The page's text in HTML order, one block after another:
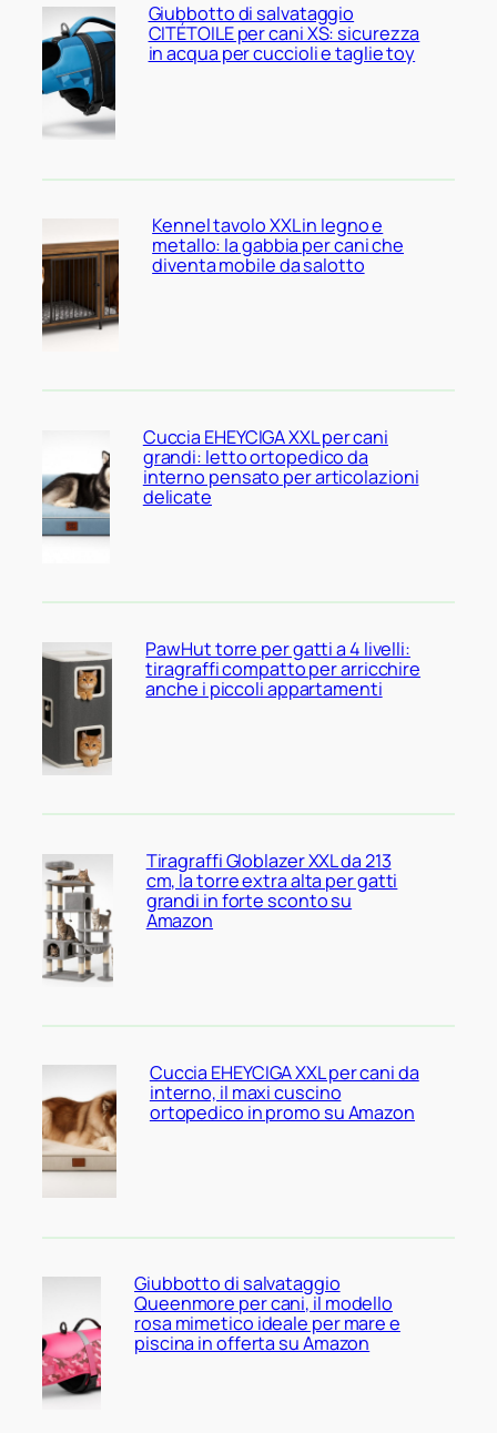
Giubbotto di salvataggio
CITÉTOILE per cani XS: sicurezza
in acqua per cuccioli e taglie toy
Kennel tavolo XXL in legno e
metallo: la gabbia per cani che
diventa mobile da salotto
Cuccia EHEYCIGA XXL per cani
grandi: letto ortopedico da
interno pensato per articolazioni
delicate
PawHut torre per gatti a 4 livelli:
tiragraffi compatto per arricchire
anche i piccoli appartamenti
Tiragraffi Globlazer XXL da 213
cm, la torre extra alta per gatti
grandi in forte sconto su
Amazon
Cuccia EHEYCIGA XXL per cani da
interno, il maxi cuscino
ortopedico in promo su Amazon
Giubbotto di salvataggio
Queenmore per cani, il modello
rosa mimetico ideale per mare e
piscina in offerta su Amazon